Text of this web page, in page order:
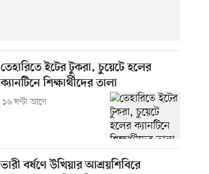
তেহারিতে ইটের টুকরা, চুয়েটে হলের
ক্যানটিনে শিক্ষার্থীদের তালা
১৬ ঘণ্টা আগে
ভারী বর্ষণে উখিয়ার আশ্রয়শিবিরে